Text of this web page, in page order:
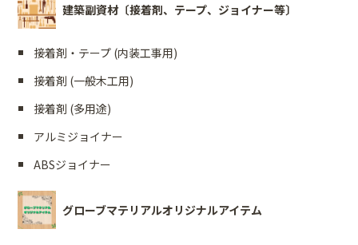
建築副資材〔接着剤、テープ、ジョイナー等〕
接着剤・テープ (内装工事用)
接着剤 (一般木工用)
接着剤 (多用途)
アルミジョイナー
ABSジョイナー
グローブマテリアルオリジナルアイテム